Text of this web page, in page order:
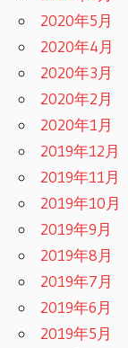
2020年5月
2020年4月
2020年3月
2020年2月
2020年1月
2019年12月
2019年11月
2019年10月
2019年9月
2019年8月
2019年7月
2019年6月
2019年5月